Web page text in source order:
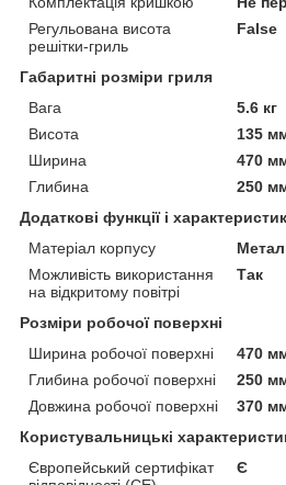
Регульована висота
решітки-гриль
False
Габаритні розміри гриля
Вага
5.6 кг
Висота
135
Ширина
470
Глибина
250
Додаткові функції і
Матеріал корпусу
Метал
Можливість використання
на відкритому повітрі
Так
Розміри робочої поверхні
Ширина робочої поверхні
470
Глибина робочої поверхні
250
Довжина робочої поверхні
370
Користувальницькі
Європейський сертифікат
Є